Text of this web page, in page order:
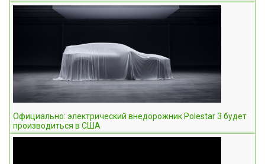
Официально: электрический внедорожник Polestar 3 будет
производиться в США